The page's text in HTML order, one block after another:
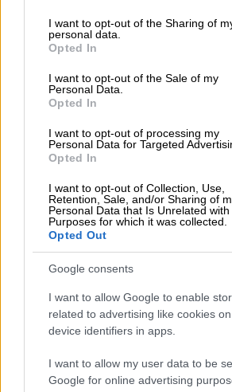
not limited to your visit or usage
grant or deny consent to Google and its
use your data for below specified
consent section.
I want to opt-out of the Sharing of
personal data.
Opted In
I want to opt-out of the Sale of my
Personal Data.
Opted In
I want to opt-out of processing my
Personal Data for Targeted
Opted In
I want to opt-out of Collection, Use,
Retention, Sale, and/or Sharing of
Personal Data that Is Unrelated
Purposes for which it was collected.
Opted Out
Google consents
I want to allow Google to enable
related to advertising like cookies
device identifiers in apps.
I want to allow my user data to be
Google for online advertising
Αθλητισμός|07.05.2025 19:15
Το συγκινητικό «αντίο»
στο ποδόσφαιρο: «Ο
ζωή μου - Σας ευχαριστώ
ανατριχίλα»
Το βράδυ της Κυριακής (11/
διπλή «αποστολή» στην
φάση, έχει το να πετύχει τη
που θα εξασφαλίσει και την
Stoiximan Super League
.
αποχαιρετήσει και τον Αντρέ
μεγάλο του αρχηγό, που θα
Την Παρασκευή (9/5) η